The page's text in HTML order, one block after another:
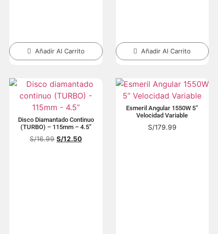
Añadir Al Carrito Añadir Al Carrito
Disco Diamantado Continuo
(TURBO) – 115mm – 4.5”
S/16.99 S/12.50
Esmeril Angular 1550W 5”
Velocidad Variable
S/179.99